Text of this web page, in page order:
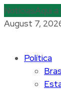
NotíciasAqui
August 7,
Política